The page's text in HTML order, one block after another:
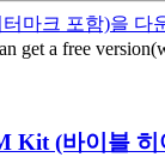
마크 포함)을 다
get a free
Kit (바이블 히